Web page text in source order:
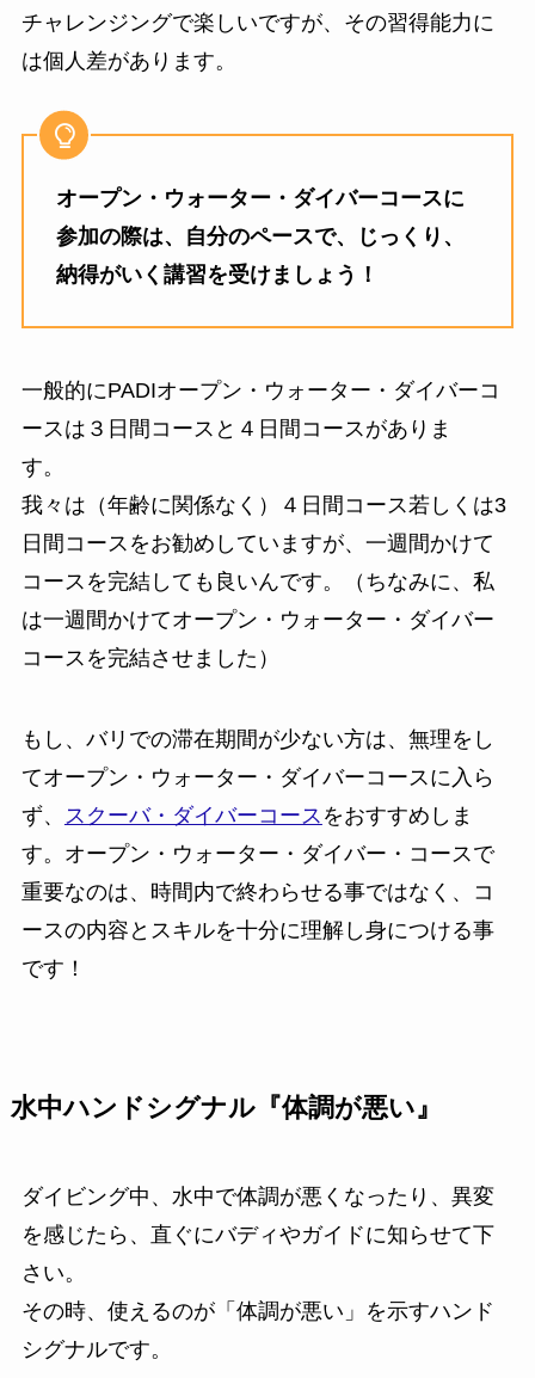
チャレンジングで楽しいですが、その習得能力に
は個人差があります。
オープン・ウォーター・ダイバーコースに
参加の際は、自分のペースで、じっくり、
納得がいく講習を受けましょう！
一般的にPADIオープン・ウォーター・ダイバーコ
ースは３日間コースと４日間コースがありま
す。
我々は（年齢に関係なく）４日間コース若しくは3
日間コースをお勧めしていますが、一週間かけて
コースを完結しても良いんです。（ちなみに、私
は一週間かけてオープン・ウォーター・ダイバー
コースを完結させました）
もし、バリでの滞在期間が少ない方は、無理をし
てオープン・ウォーター・ダイバーコースに入ら
ず、
スクーバ・ダイバーコース をおすすめしま
す。オープン・ウォーター・ダイバー・コースで
重要なのは、時間内で終わらせる事ではなく、コ
ースの内容とスキルを十分に理解し身につける事
です！
水中ハンドシグナル『体調が悪い』
ダイビング中、水中で体調が悪くなったり、異変
を感じたら、直ぐにバディやガイドに知らせて下
さい。
その時、使えるのが「体調が悪い」を示すハンド
シグナルです。